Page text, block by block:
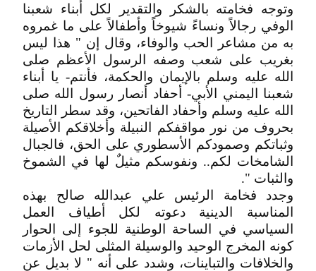
وتوجه فخامته بالشكر والتقدير لكل أبناء شعبنا
الوفي رجالاً ونساءً شيوخاً وأطفالاً على ما غمروه
به من مشاعر الحب والوفاء، وقال إن " هذا ليس
بغريب على شعب وصفه الرسول الأعظم صلى
الله عليه وسلم بالإيمان والحكمة، فأنتم- يا أبناء
شعبنا اليمني الأبي- أحفاد أنصار رسول الله صلى
الله عليه وسلم وأحفاد الفاتحين، وقد سطر التاريخ
بحروف من نور مواقفكم النبيلة وأخلاقكم الأصيلة
وثباتكم وصمودكم الأسطوري على الحق، فالجبال
الشامخات لكم.. ونفوسكم مثيلٌ لها في الشموخ
والثبات ".
وجدد فخامة الرئيس علي عبدالله صالح بهذه
المناسبة الدينية دعوته لكل أطياف العمل
السياسي في الساحة الوطنية للجوء إلى الحوار
كونه المخرج الوحيد والوسيلة المثلى لحل الأزمات
والخلافات والتباينات، وشدد على أنه " لا بديل عن